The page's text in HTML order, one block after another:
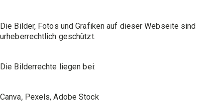
Die Bilder, Fotos und Grafiken auf dieser Webseite sind
urheberrechtlich geschützt.
Die Bilderrechte liegen bei:
Canva, Pexels, Adobe Stock